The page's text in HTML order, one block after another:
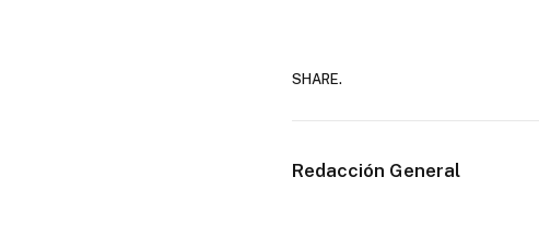
SHARE.
Redacción General